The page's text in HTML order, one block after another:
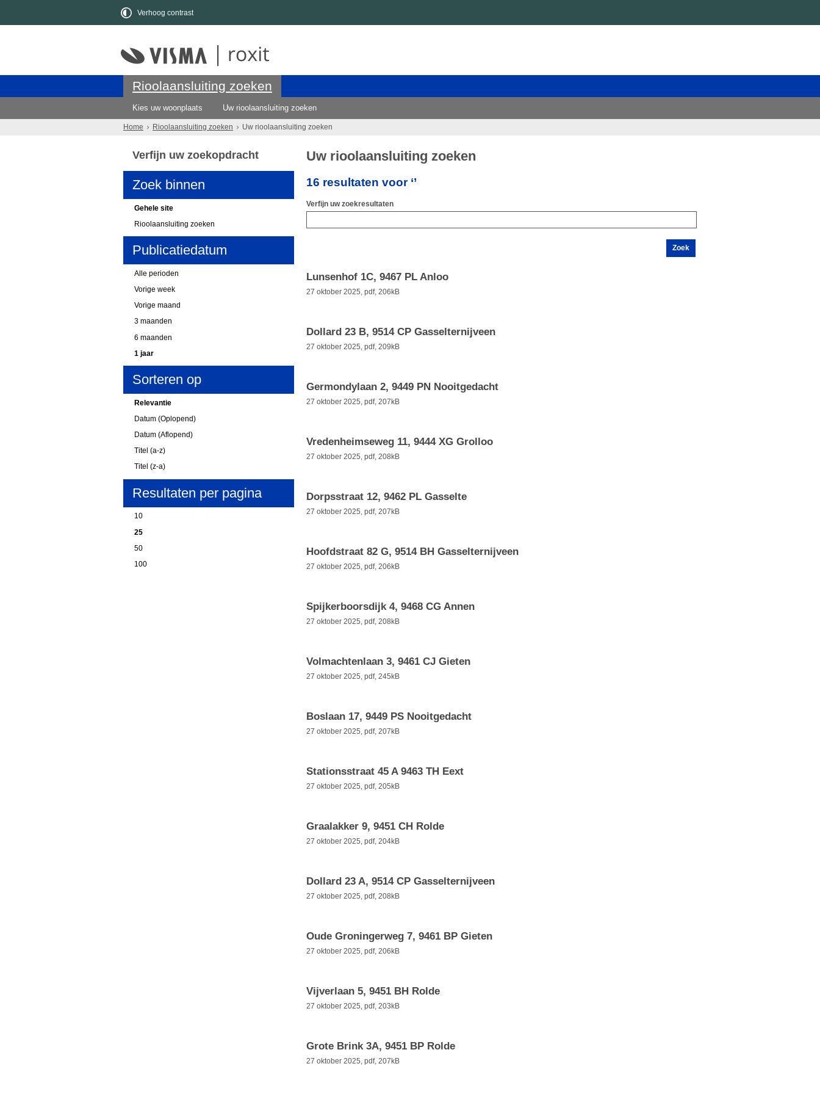
Verhoog contrast
Rioolaansluiting zoeken
Kies uw woonplaats Uw rioolaansluiting zoeken
Home Rioolaansluiting zoeken Uw rioolaansluiting zoeken
Uw rioolaansluiting zoeken
16 resultaten voor ‘’
Verfijn uw zoekresultaten
Lunsenhof 1C, 9467 PL Anloo
27 oktober 2025, pdf, 206kB
Dollard 23 B, 9514 CP Gasselternijveen
27 oktober 2025, pdf, 209kB
Germondylaan 2, 9449 PN Nooitgedacht
27 oktober 2025, pdf, 207kB
Vredenheimseweg 11, 9444 XG Grolloo
27 oktober 2025, pdf, 208kB
Dorpsstraat 12, 9462 PL Gasselte
27 oktober 2025, pdf, 207kB
Hoofdstraat 82 G, 9514 BH Gasselternijveen
27 oktober 2025, pdf, 206kB
Spijkerboorsdijk 4, 9468 CG Annen
27 oktober 2025, pdf, 208kB
Volmachtenlaan 3, 9461 CJ Gieten
27 oktober 2025, pdf, 245kB
Boslaan 17, 9449 PS Nooitgedacht
27 oktober 2025, pdf, 207kB
Stationsstraat 45 A 9463 TH Eext
27 oktober 2025, pdf, 205kB
Graalakker 9, 9451 CH Rolde
27 oktober 2025, pdf, 204kB
Dollard 23 A, 9514 CP Gasselternijveen
27 oktober 2025, pdf, 208kB
Oude Groningerweg 7, 9461 BP Gieten
27 oktober 2025, pdf, 206kB
Vijverlaan 5, 9451 BH Rolde
27 oktober 2025, pdf, 203kB
Grote Brink 3A, 9451 BP Rolde
27 oktober 2025, pdf, 207kB
Verfijn uw zoekopdracht
Zoek binnen
Gehele site
Rioolaansluiting zoeken
Publicatiedatum
Alle perioden
Vorige week
Vorige maand
3 maanden
6 maanden
1 jaar
Sorteren op
Relevantie
Datum (Oplopend)
Datum (Aflopend)
Titel (a-z)
Titel (z-a)
Resultaten per pagina
10
25
50
100